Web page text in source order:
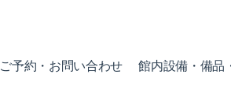
ご予約・お問い合わせ 館内設備・備品